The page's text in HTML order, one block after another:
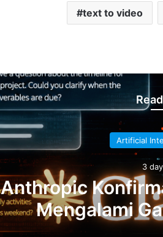
text to video
Artificial
3
Anthropic
Mengalami